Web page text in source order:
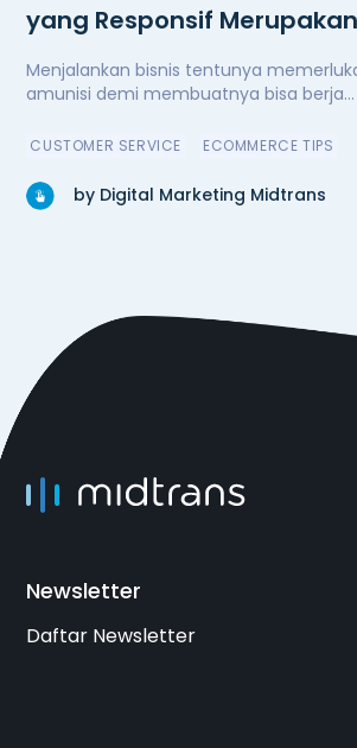
yang Responsif
Penting
Menjalankan bisnis tentunya
amunisi demi membuatnya bisa berja...
CUSTOMER SERVICE ECOMMERCE TIPS
by Digital Marketing Midtrans
Newsletter
Daftar Newsletter